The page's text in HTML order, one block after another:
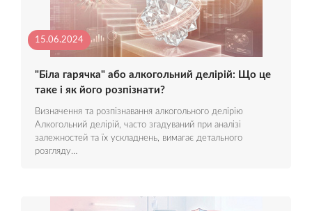
15.06.2024
"Біла гарячка" або алкогольний делірій: Що це
таке і як його розпізнати?
Визначення та розпізнавання алкогольного делірію
Алкогольний делірій, часто згадуваний при аналізі
залежностей та їх ускладнень, вимагає детального
розгляду…